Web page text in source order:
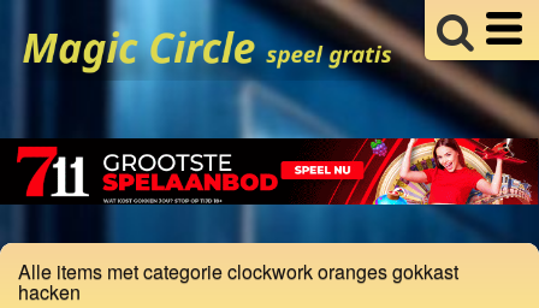
Alle items met categorie clockwork oranges gokkast
hacken